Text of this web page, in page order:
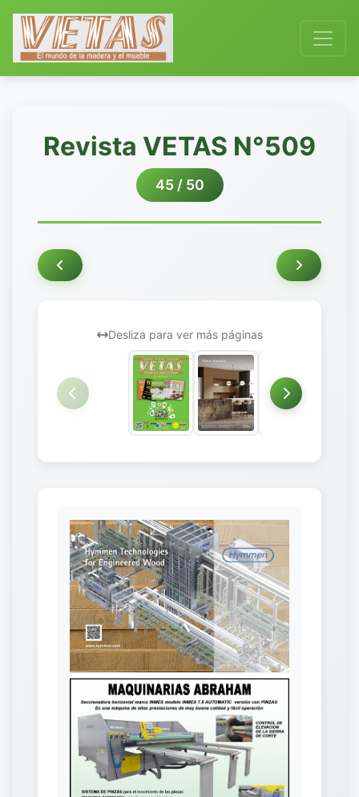
Revista VETAS N°509
45 / 50
Desliza para ver más páginas